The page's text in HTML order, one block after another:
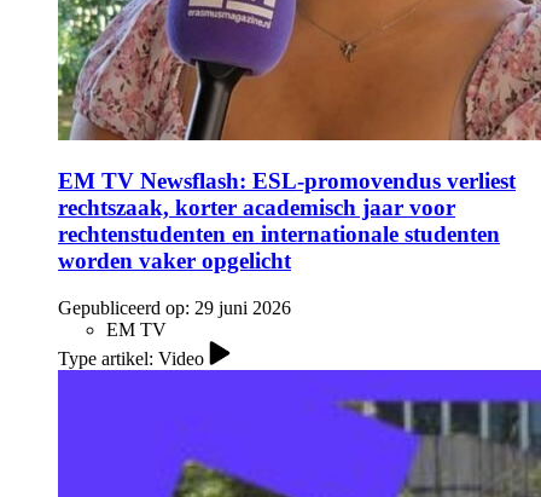
EM TV Newsflash: ESL-promovendus verliest
rechtszaak, korter academisch jaar voor
rechtenstudenten en internationale studenten
worden vaker opgelicht
Gepubliceerd op: 29 juni 2026
EM TV
Type artikel: Video